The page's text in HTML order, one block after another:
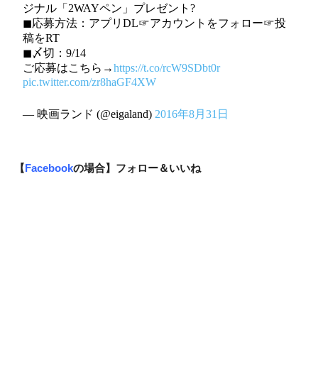
ジナル「2WAYペン」プレゼント?
◼︎応募方法：アプリDL☞アカウントをフォロー☞投
稿をRT
◼︎〆切：9/14
ご応募はこちら→https://t.co/rcW9SDbt0r
pic.twitter.com/zr8haGF4XW
— 映画ランド (@eigaland) 2016年8月31日
【Facebookの場合】フォロー＆いいね